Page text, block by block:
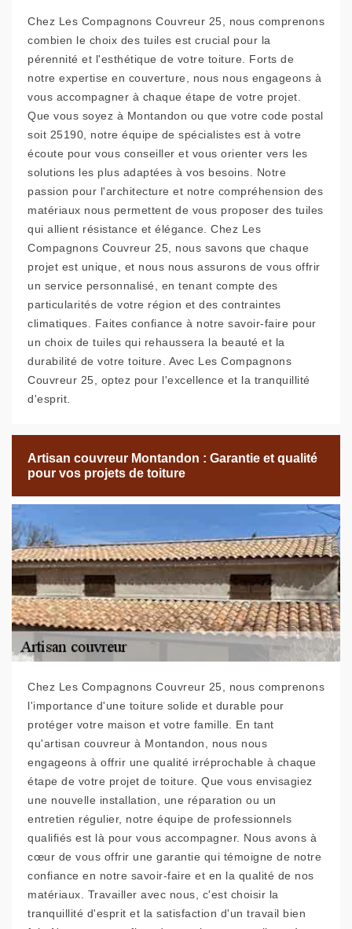
Chez Les Compagnons Couvreur 25, nous comprenons
combien le choix des tuiles est crucial pour la
pérennité et l'esthétique de votre toiture. Forts de
notre expertise en couverture, nous nous engageons à
vous accompagner à chaque étape de votre projet.
Que vous soyez à Montandon ou que votre code postal
soit 25190, notre équipe de spécialistes est à votre
écoute pour vous conseiller et vous orienter vers les
solutions les plus adaptées à vos besoins. Notre
passion pour l'architecture et notre compréhension des
matériaux nous permettent de vous proposer des tuiles
qui allient résistance et élégance. Chez Les
Compagnons Couvreur 25, nous savons que chaque
projet est unique, et nous nous assurons de vous offrir
un service personnalisé, en tenant compte des
particularités de votre région et des contraintes
climatiques. Faites confiance à notre savoir-faire pour
un choix de tuiles qui rehaussera la beauté et la
durabilité de votre toiture. Avec Les Compagnons
Couvreur 25, optez pour l'excellence et la tranquillité
d'esprit.
Artisan couvreur Montandon : Garantie et qualité
pour vos projets de toiture
Chez Les Compagnons Couvreur 25, nous comprenons
l'importance d'une toiture solide et durable pour
protéger votre maison et votre famille. En tant
qu'artisan couvreur à Montandon, nous nous
engageons à offrir une qualité irréprochable à chaque
étape de votre projet de toiture. Que vous envisagiez
une nouvelle installation, une réparation ou un
entretien régulier, notre équipe de professionnels
qualifiés est là pour vous accompagner. Nous avons à
cœur de vous offrir une garantie qui témoigne de notre
confiance en notre savoir-faire et en la qualité de nos
matériaux. Travailler avec nous, c'est choisir la
tranquillité d'esprit et la satisfaction d'un travail bien